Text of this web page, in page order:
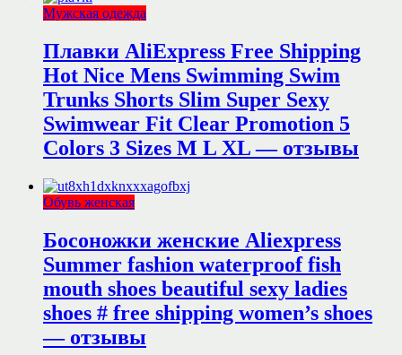
Мужская одежда
Плавки AliExpress Free Shipping
Hot Nice Mens Swimming Swim
Trunks Shorts Slim Super Sexy
Swimwear Fit Clear Promotion 5
Colors 3 Sizes M L XL — отзывы
Обувь женская
Босоножки женские Aliexpress
Summer fashion waterproof fish
mouth shoes beautiful sexy ladies
shoes # free shipping women’s shoes
— отзывы